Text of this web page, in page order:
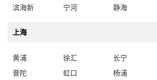
滨海新
宁河 静海
上海
黄浦 徐汇 长宁
普陀
虹口 杨浦